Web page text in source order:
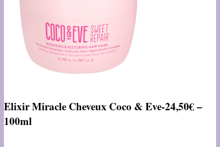
Elixir Miracle Cheveux Coco & Eve-24,50€ –
100ml